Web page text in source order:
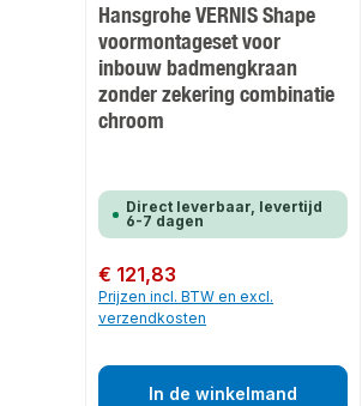
Hansgrohe VERNIS Shape
voormontageset voor
inbouw badmengkraan
zonder zekering combinatie
chroom
Direct leverbaar, levertijd
6-7 dagen
Normale prijs:
€ 121,83
Prijzen incl. BTW en excl.
verzendkosten
In de winkelmand